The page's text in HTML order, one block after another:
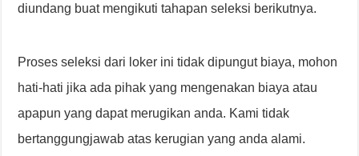
diundang buat mengikuti tahapan seleksi berikutnya.
Proses seleksi dari loker ini tidak dipungut biaya, mohon
hati-hati jika ada pihak yang mengenakan biaya atau
apapun yang dapat merugikan anda. Kami tidak
bertanggungjawab atas kerugian yang anda alami.